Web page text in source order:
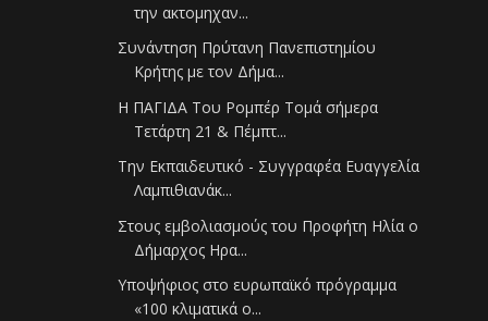
την ακτομηχαν...
Συνάντηση Πρύτανη Πανεπιστημίου
Κρήτης με τον Δήμα...
Η ΠΑΓΙΔΑ Του Ρομπέρ Τομά σήμερα
Τετάρτη 21 & Πέμπτ...
Την Εκπαιδευτικό - Συγγραφέα Ευαγγελία
Λαμπιθιανάκ...
Στους εμβολιασμούς του Προφήτη Ηλία ο
Δήμαρχος Ηρα...
Υποψήφιος στο ευρωπαϊκό πρόγραμμα
«100 κλιματικά ο...